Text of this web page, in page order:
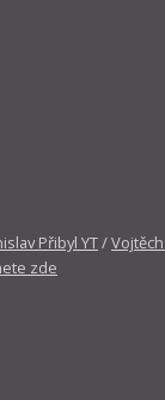
Přibyl YT/
zde